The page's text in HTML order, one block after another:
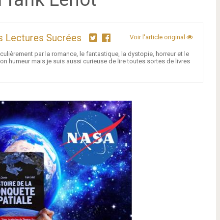
Lectures Sucrées Voir l'article original
par la romance, le fantastique, la dystopie, horreur et le
humeur mais je suis aussi curieuse de lire toutes sortes de livres